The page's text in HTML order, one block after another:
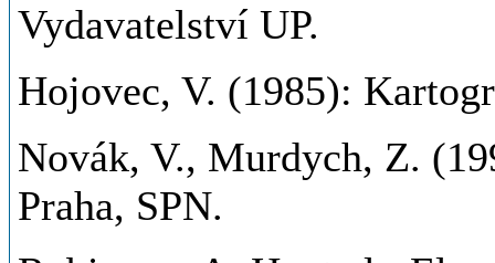
Vydavatelství UP.
Hojovec, V. (1985):
Novák, V., Murdych, Z.
Praha, SPN.